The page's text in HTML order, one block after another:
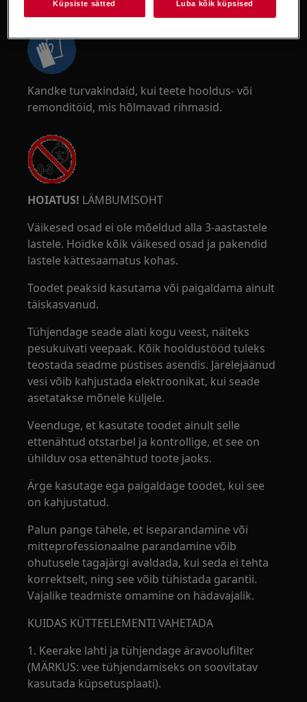
Kandke turvakindaid, kui teete hooldus- või
remonditöid, mis hõlmavad rihmasid.
HOIATUS! LÄMBUMISOHT
Väikesed osad ei ole mõeldud alla 3-aastastele
lastele. Hoidke kõik väikesed osad ja pakendid
lastele kättesaamatus kohas.
Toodet peaksid kasutama või paigaldama ainult
täiskasvanud.
Tühjendage seade alati kogu veest, näiteks
pesukuivati veepaak. Kõik hooldustööd tuleks
teostada seadme püstises asendis. Järelejäänud
vesi võib kahjustada elektroonikat, kui seade
asetatakse mõnele küljele.
Veenduge, et kasutate toodet ainult selle
ettenähtud otstarbel ja kontrollige, et see on
ühilduv osa ettenähtud toote jaoks.
Ärge kasutage ega paigaldage toodet, kui see
on kahjustatud.
Palun pange tähele, et iseparandamine või
mitteprofessionaalne parandamine võib
ohutusele tagajärgi avaldada, kui seda ei tehta
korrektselt, ning see võib tühistada garantii.
Vajalike teadmiste omamine on hädavajalik.
KUIDAS KÜTTEELEMENTI VAHETADA
1. Keerake lahti ja tühjendage äravoolufilter
(MÄRKUS: vee tühjendamiseks on soovitatav
kasutada küpsetusplaati).
Küpsiste sätted Luba kõik küpsised